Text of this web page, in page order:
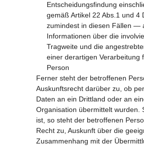
Entscheidungsfindung
gemäß Artikel 22 Abs.1 und
zumindest in diesen Fällen —
Informationen über die
Tragweite und die
einer derartigen Verarbeitung
Person
Ferner steht der betroffenen
Auskunftsrecht darüber zu, ob
Daten an ein Drittland oder an
Organisation übermittelt wurden.
ist, so steht der betroffenen
Recht zu, Auskunft über die
Zusammenhang mit der